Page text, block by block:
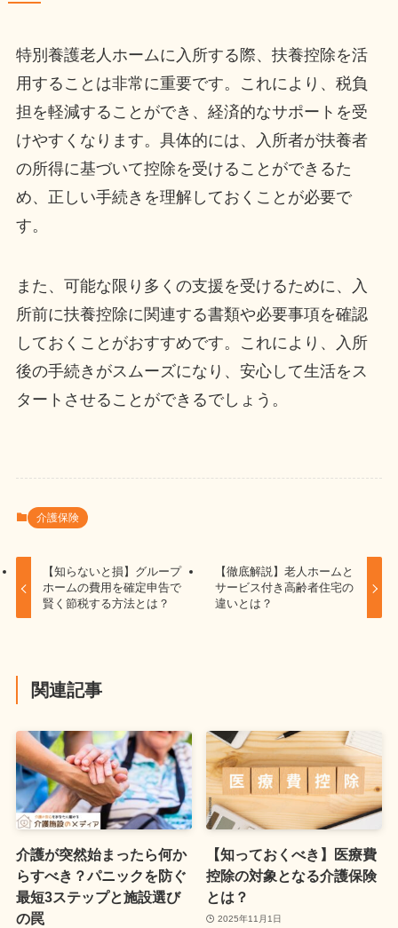
特別養護老人ホームに入所する際、扶養控除を活
用することは非常に重要です。これにより、税負
担を軽減することができ、経済的なサポートを受
けやすくなります。具体的には、入所者が扶養者
の所得に基づいて控除を受けることができるた
め、正しい手続きを理解しておくことが必要で
す。
また、可能な限り多くの支援を受けるために、入
所前に扶養控除に関連する書類や必要事項を確認
しておくことがおすすめです。これにより、入所
後の手続きがスムーズになり、安心して生活をス
タートさせることができるでしょう。
介護保険
【知らないと損】グループ
ホームの費用を確定申告で
賢く節税する方法とは？
【徹底解説】老人ホームと
サービス付き高齢者住宅の
違いとは？
関連記事
介護が突然始まったら何か
らすべき？パニックを防ぐ
最短3ステップと施設選び
の罠
【知っておくべき】医療費
控除の対象となる介護保険
とは？
2025年11月1日